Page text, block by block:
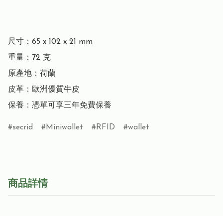
尺寸：65 x 102 x 21 mm
重量：72 克
原產地：荷蘭
皮革：歐洲優質牛皮
保養：憑單可享三年免費保養
secrid Miniwallet RFID wallet
商品詳情